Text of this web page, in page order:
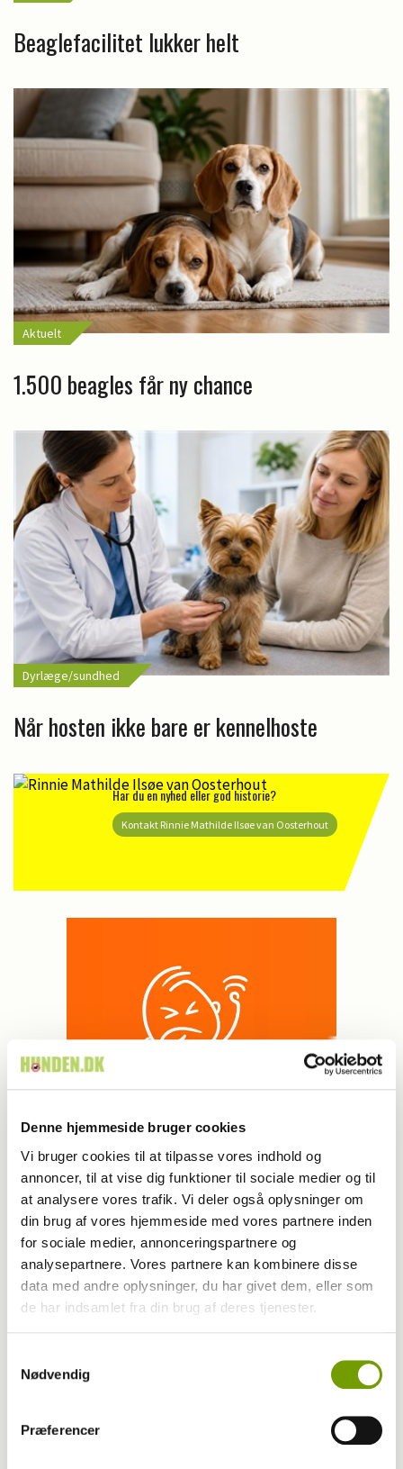
Denne hjemmeside bruger cookies
Vi bruger cookies til at tilpasse vores indhold og
annoncer, til at vise dig funktioner til sociale medier og til
at analysere vores trafik. Vi deler også oplysninger om
din brug af vores hjemmeside med vores partnere inden
for sociale medier, annonceringspartnere og
analysepartnere. Vores partnere kan kombinere disse
data med andre oplysninger, du har givet dem, eller som
de har indsamlet fra din brug af deres tjenester.
Nødvendig
Præferencer
Beaglefacilitet lukker helt
Aktuelt
1.500 beagles får ny chance
Dyrlæge/sundhed
Når hosten ikke bare er kennelhoste
Har du en nyhed eller god historie?
Kontakt Rinnie Mathilde Ilsøe van Oosterhout
MEST LÆSTE